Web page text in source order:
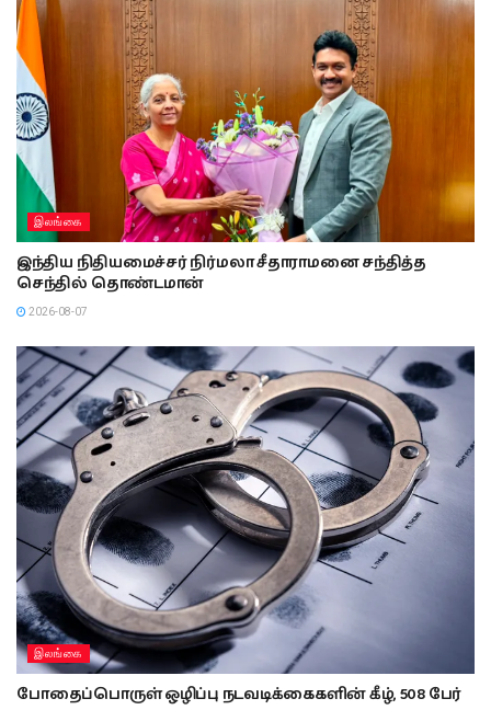
இலங்கை
இந்திய நிதியமைச்சர் நிர்மலா சீதாராமனை சந்தித்த
செந்தில் தொண்டமான்
2026-08-07
இலங்கை
போதைப்பொருள் ஒழிப்பு நடவடிக்கைகளின் கீழ், 508 பேர்